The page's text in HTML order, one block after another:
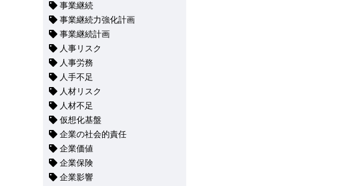
事業継続
事業継続力強化計画
事業継続計画
人事リスク
人事労務
人手不足
人材リスク
人材不足
仮想化基盤
企業の社会的責任
企業価値
企業保険
企業影響